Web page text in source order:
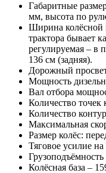
Габаритные
мм, высота по
Ширина колёсной
трактора бывает
регулируемая – в
136 см (задняя).
Дорожный
Мощность
Вал отбора
Количество точек
Количество
Максимальная
Размер колёс:
Тяговое усилие
Колёсная база –